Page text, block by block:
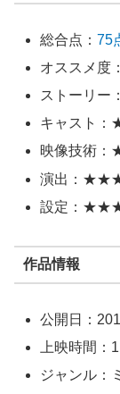
総合点：75
オススメ
ストーリ
キャスト
映像技術
演出：
設定：
作品情報
公開日：
上映時間：
ジャンル：